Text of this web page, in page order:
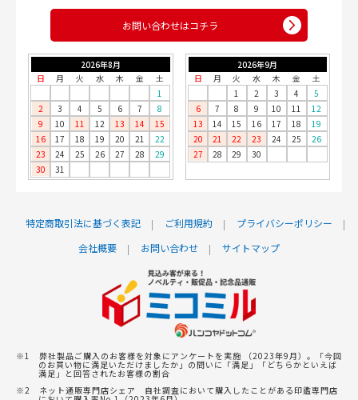
お問い合わせはコチラ
2026年8月
日
月 火 水 木 金
土
1
2
3 4 5 6 7
8
9
10 11 12 13 14
15
16
17 18 19 20 21
22
23
24 25 26 27 28
29
30
31
2026年9月
日
月 火 水 木 金
土
1
2 3 4
5
6
7 8 9 10 11
12
13
14 15 16 17 18
19
20
21 22 23 24 25
26
27
28 29 30
特定商取引法に基づく表記 ご利用規約
プライバシーポリシー
会社概要
お問い合わせ サイトマップ
※1 弊社製品ご購入のお客様を対象にアンケートを実施 （2023年9月）。「今回
のお買い物に満足いただけましたか」の問いに「満足」「どちらかといえば
満足」と回答されたお客様の割合
※2 ネット通販専門店シェア 自社調査において購入したことがある印鑑専門店